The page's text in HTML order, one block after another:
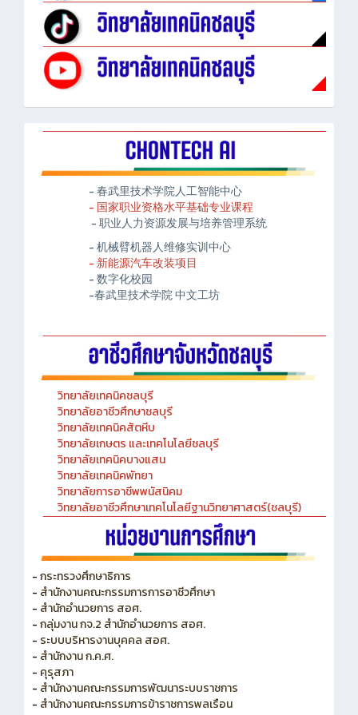
- 春武里技术学院人工智能中心
- 国家职业资格水平基础专业课程
- 职业人力资源发展与培养管理系统
- 机械臂机器人维修实训中心
- 新能源汽车改装项目
- 数字化校园
วิทยาลัยเทคนิคชลบุรี
วิทยาลัยอาชีวศึกษาชลบุรี
วิทยาลัยเทคนิคสัตหีบ
วิทยาลัยเกษตร และเทคโนโลยีชลบุรี
วิทยาลัยเทคนิคบางแสน
วิทยาลัยเทคนิคพัทยา
วิทยาลัยการอาชีพพนัสนิคม
วิทยาลัยอาชีวศึกษาเทคโนโลยีฐานวิทยาศาสตร์(ชลบุรี)
- กระทรวงศึกษาธิการ
- สำนักงานคณะกรรมการการอาชีวศึกษา
- สำนักอำนวยการ สอศ.
- กลุ่มงาน กจ.2 สำนักอำนวยการ สอศ.
- ระบบบริหารงานบุคคล สอศ.
- สำนักงาน ก.ค.ศ.
- คุรุสภา
- สำนักงานคณะกรรมการพัฒนาระบบราชการ